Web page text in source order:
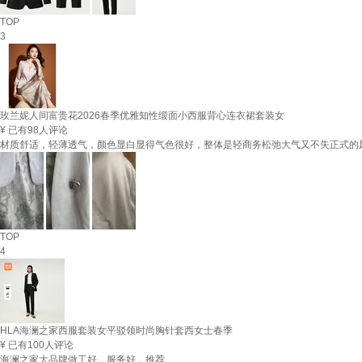
TOP
3
玫兰妮人间富贵花2026春季优雅知性缎面小西服背心连衣裙套装女
¥ 已有98人评论
材质舒适，轻薄透气，颜色显白显得气色很好，整体是轻商务松弛大气又不失正式的
TOP
4
HLA海澜之家西服套装女平驳领时尚胸针套西女士春季
¥ 已有100人评论
海澜之家大品牌做工好，服务好，推荐